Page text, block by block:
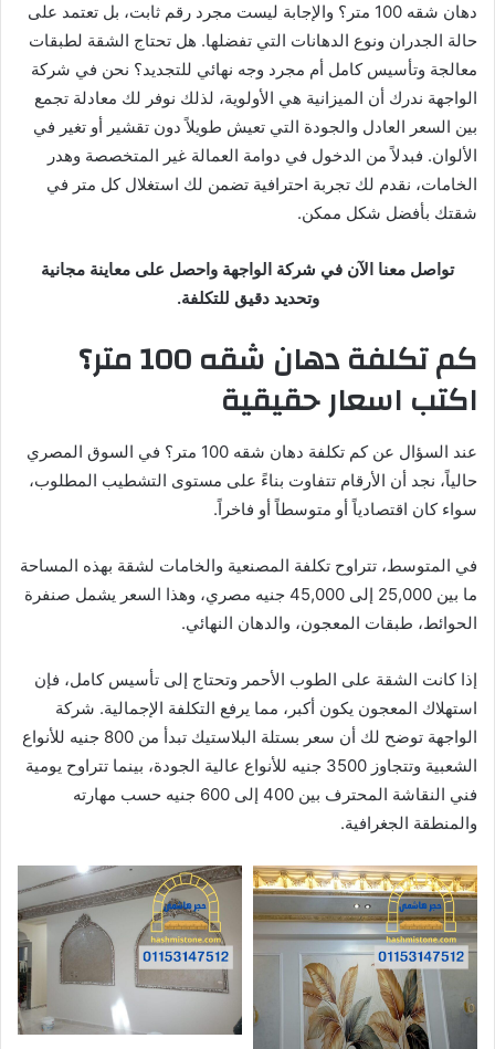
دهان شقه 100 متر؟ والإجابة ليست مجرد رقم ثابت، بل تعتمد على
حالة الجدران ونوع الدهانات التي تفضلها. هل تحتاج الشقة لطبقات
معالجة وتأسيس كامل أم مجرد وجه نهائي للتجديد؟ نحن في شركة
الواجهة ندرك أن الميزانية هي الأولوية، لذلك نوفر لك معادلة تجمع
بين السعر العادل والجودة التي تعيش طويلاً دون تقشير أو تغير في
الألوان. فبدلاً من الدخول في دوامة العمالة غير المتخصصة وهدر
الخامات، نقدم لك تجربة احترافية تضمن لك استغلال كل متر في
شقتك بأفضل شكل ممكن.
تواصل معنا الآن في شركة الواجهة واحصل على معاينة مجانية
وتحديد دقيق للتكلفة.
كم تكلفة دهان شقه 100 متر؟
اكتب اسعار حقيقية
عند السؤال عن كم تكلفة دهان شقه 100 متر؟ في السوق المصري
حالياً، نجد أن الأرقام تتفاوت بناءً على مستوى التشطيب المطلوب،
سواء كان اقتصادياً أو متوسطاً أو فاخراً.
في المتوسط، تتراوح تكلفة المصنعية والخامات لشقة بهذه المساحة
ما بين 25,000 إلى 45,000 جنيه مصري، وهذا السعر يشمل صنفرة
الحوائط، طبقات المعجون، والدهان النهائي.
إذا كانت الشقة على الطوب الأحمر وتحتاج إلى تأسيس كامل، فإن
استهلاك المعجون يكون أكبر، مما يرفع التكلفة الإجمالية. شركة
الواجهة توضح لك أن سعر بستلة البلاستيك تبدأ من 800 جنيه للأنواع
الشعبية وتتجاوز 3500 جنيه للأنواع عالية الجودة، بينما تتراوح يومية
فني النقاشة المحترف بين 400 إلى 600 جنيه حسب مهارته
والمنطقة الجغرافية.